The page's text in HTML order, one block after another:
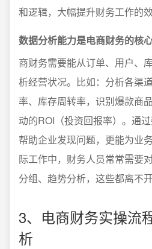
和逻辑，大幅提升财务工作的
数据分析能力是电商财务的核心
商财务需要能从订单、用户、
析经营状况。比如：分析各渠
率、库存周转率，识别爆款商
动的ROI（投资回报率）。通
帮助企业发现问题，更能为业
际工作中，财务人员常常需要
分组、趋势分析，这些都离不
3、电商财务实操流
析